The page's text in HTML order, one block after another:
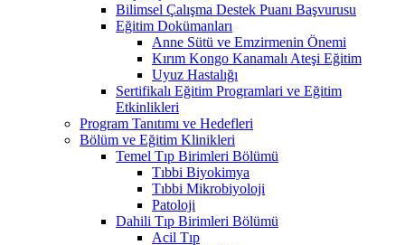
Bilimsel Çalışma Destek Puanı Başvurusu
Eğitim Dokümanları
​Anne Sütü ve Emzirmenin Önemi
Kırım Kongo Kanamalı Ateşi Eğitim
Uyuz Hastalığı
Sertifikalı Eğitim Programlari ve Eğitim
Etkinlikleri
Program Tanıtımı ve Hedefleri
Bölüm ve Eğitim Klinikleri
Temel Tıp Birimleri Bölümü
Tıbbi Biyokimya
Tıbbi Mikrobiyoloji
Patoloji
Dahili Tıp Birimleri Bölümü
Acil Tıp